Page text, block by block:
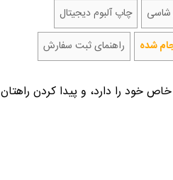
چاپ آلبوم دیجیتال
شده راهنمای ثبت سفارش
خود را دارد، و پیدا کردن راهتان